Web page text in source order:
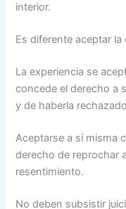
interior.
Es diferente aceptar
La experiencia se
concede el derecho a
y de haberla
Aceptarse a sí misma
derecho de reprochar
resentimiento.
No deben subsistir